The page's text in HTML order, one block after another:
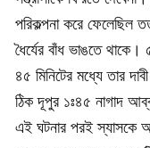
পরিকল্পনা করে ফেলেছিল
ধৈর্যের বাঁধ ভাঙতে
৪৫ মিনিটের মধ্যে তার
ঠিক দূপুর ১ঃ৪৫ নাগাদ
এই ঘটনার পরই স্যাসকে